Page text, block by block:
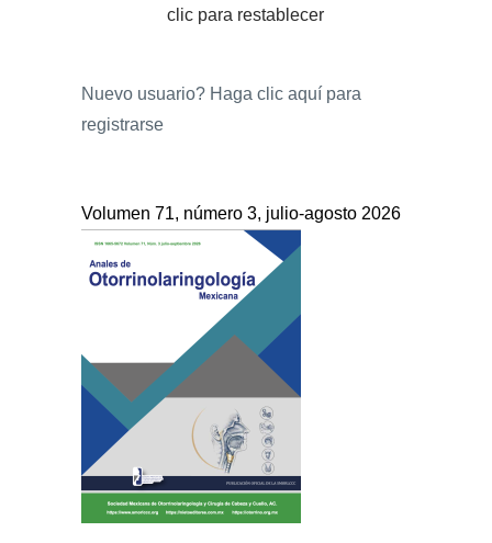
clic para restablecer
Nuevo usuario? Haga clic aquí para
registrarse
Volumen 71, número 3, julio-agosto 2026